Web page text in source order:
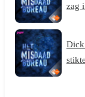
zag